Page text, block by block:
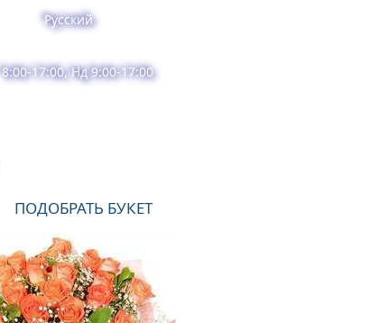
Русский
8:00-17:00, Нд 9:00-17:00
ПОДОБРАТЬ БУКЕТ